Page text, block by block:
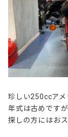
珍しい250ccア
年式は古めです
探しの方にはお